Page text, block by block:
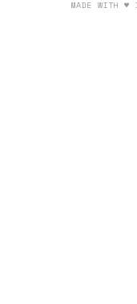
MADE WITH ♥